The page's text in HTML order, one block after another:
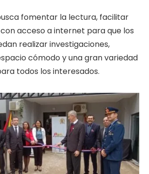
fomentar la lectura, facilitar
acceso a internet para que los
realizar investigaciones,
cómodo y una gran variedad
todos los interesados.